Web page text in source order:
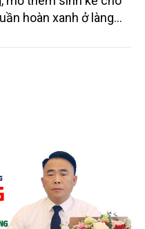
hoàn xanh ở làng
thị trường trong nước